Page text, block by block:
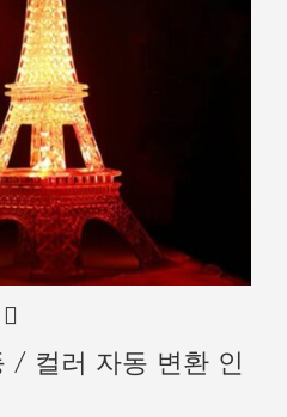
/ 컬러 자동 변환 인